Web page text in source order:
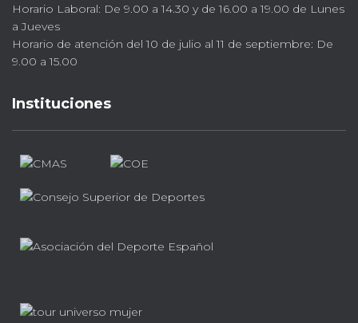
Horario Laboral: De 9.00 a 14.30 y de 16.00 a 19.00 de Lunes
a Jueves
Horario de atención del 10 de julio al 11 de septiembre: De
9.00 a 15.00
Instituciones